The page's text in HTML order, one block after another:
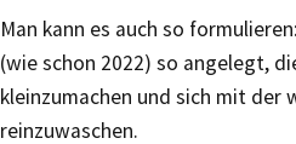
Man kann es auch so
(wie schon 2022) so angelegt,
kleinzumachen und sich mit der
reinzuwaschen.